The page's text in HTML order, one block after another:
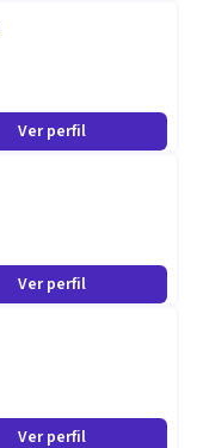
Ver perfil
Ver perfil
Ver perfil